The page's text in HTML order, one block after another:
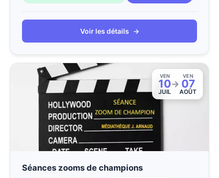
Voir les détails →
VEN
10
JUIL
→
VEN
07
AOÛT
Séances zooms de champions